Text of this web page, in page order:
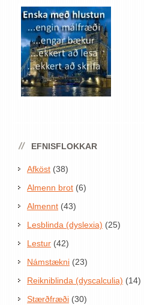
EFNISFLOKKAR
Afköst (38)
Almenn brot (6)
Almennt (43)
Lesblinda (dyslexia) (25)
Lestur (42)
Námstækni (23)
Reikniblinda (dyscalculia) (14)
Stærðfræði (30)